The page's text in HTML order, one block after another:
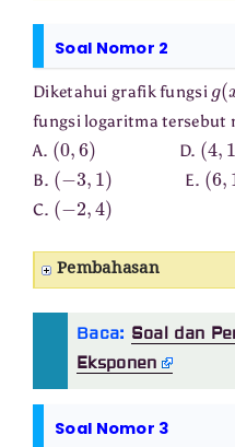
Soal Nomor 2
Diketahui grafik fungsi (
fungsi logaritma tersebut
A. (0 6) D. ( 4
B. ( 3,1) E. (6
C. ( 2, 4)
Pembahasan
Baca: Soal dan
Eksponen
Soal Nomor 3